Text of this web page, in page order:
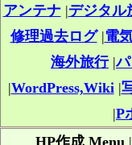
アンテナ|デジタル
修理過去ログ|電
海外旅行|
|WordPress,Wiki|
|P
HP作成 Menu|